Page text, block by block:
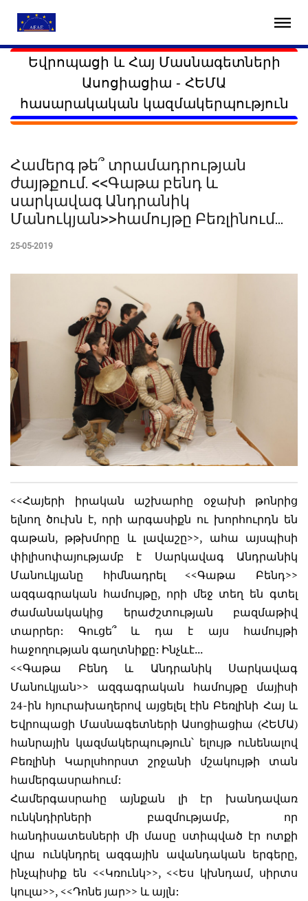
Եվրոպացի և Հայ Մասնագետների
Ասոցիացիա - ՀԵՄԱ
հասարակական կազմակերպություն
Համերգ թե՞ տրամադրության
ժայթքում. <<Գաթա բենդ և
սարկավագ Անդրանիկ
Մանուկյան>>համույթը Բեռլինում...
25-05-2019
<<Հայերի իրական աշխարհը օջախի թոնրից
ելնող ծուխն է, որի արգասիքն ու խորհուրդն են
գաթան, թթխմորը և լավաշը>>, ահա այսպիսի
փիլիսոփայությամբ է Սարկավագ Անդրանիկ
Մանուկյանը հիմնադրել <<Գաթա Բենդ>>
ազգագրական համույթը, որի մեջ տեղ են գտել
ժամանակակից երաժշտության բազմաթիվ
տարրեր: Գուցե՞ և դա է այս համույթի
հաջողության գաղտնիքը: Ինչևէ...
<<Գաթա Բենդ և Անդրանիկ Սարկավագ
Մանուկյան>> ազգագրական համույթը մայիսի
24-ին հյուրախաղերով այցելել էին Բեռլինի Հայ և
Եվրոպացի Մասնագետների Ասոցիացիա (ՀԵՄԱ)
հանրային կազմակերպություն՝ ելույթ ունենալով
Բեռլինի Կարլսհորստ շրջանի մշակույթի տան
համերգասրահում:
Համերգասրահը այնքան լի էր խանդավառ
ունկնդիրների բազմությամբ, որ
հանդիսատեսների մի մասը ստիպված էր ոտքի
վրա ունկնդրել ազգային ավանդական երգերը,
ինչպիսիք են <<Կռունկ>>, <<Ես կխնդամ, սիրտս
կուլա>>, <<Դոնե յար>> և այլն: